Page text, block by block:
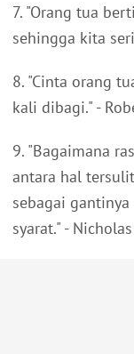
7. "Orang tua
sehingga kita
8. "Cinta orang
kali dibagi." -
9. "Bagaimana
antara hal
sebagai
syarat." -